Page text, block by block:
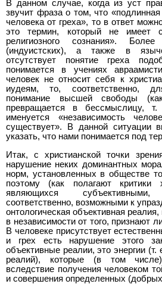
В данном случае, когда из уст
звучит фраза о том, что
человека от греха», то в ответ
это термин, который не имеет
религиозного сознания».
(индуистских), а также в
отсутствует понятие греха
понимается в учениях
человек не относит себя к
иудеям, то, соответственно,
понимание высшей свободы
превращается в бессмыслицу,
именуется «независимость
существует». В данной ситуации
указать, что нами понимается под
Итак, с христианской точки
нарушение неких доминантных
норм, установленных в обществе
поэтому (как полагают критики
являющихся
соответственно, возможными к
онтологическая объективная
в независимости от того, признают
В человеке присутствует
и грех есть нарушение этого
объективные реалии, это энергии
реалий), которые (в том
вследствие получения человеком
и совершения определенных